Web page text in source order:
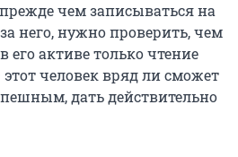
чем записываться на
него, нужно проверить, чем
его активе только чтение
человек вряд ли сможет
дать действительно